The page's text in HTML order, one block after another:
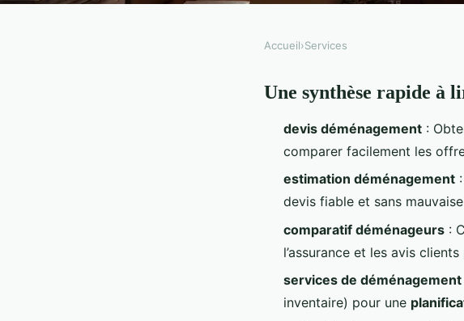
Comparatif des meilleurs
obtenir votre devis
Accueil›Services
Une synthèse rapide à
devis déménagement :
comparer facilement les
estimation déménagement
devis fiable et sans
comparatif déménageurs :
l’assurance et les avis
services de déménagement
inventaire) pour une